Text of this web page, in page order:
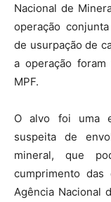
Nacional de
operação
de usurpação de
a operação
MPF.
O alvo foi uma
suspeita de
mineral, que
cumprimento das
Agência Nacional